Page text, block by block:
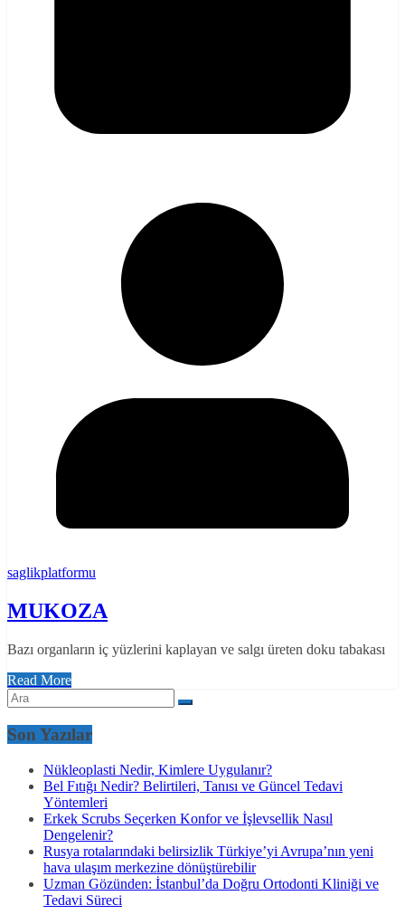
saglikplatformu
MUKOZA
Bazı organların iç yüzlerini kaplayan ve salgı üreten doku tabakası
Read More
Son Yazılar
Nükleoplasti Nedir, Kimlere Uygulanır?
Bel Fıtığı Nedir? Belirtileri, Tanısı ve Güncel Tedavi
Yöntemleri
Erkek Scrubs Seçerken Konfor ve İşlevsellik Nasıl
Dengelenir?
Rusya rotalarındaki belirsizlik Türkiye’yi Avrupa’nın yeni
hava ulaşım merkezine dönüştürebilir
Uzman Gözünden: İstanbul’da Doğru Ortodonti Kliniği ve
Tedavi Süreci